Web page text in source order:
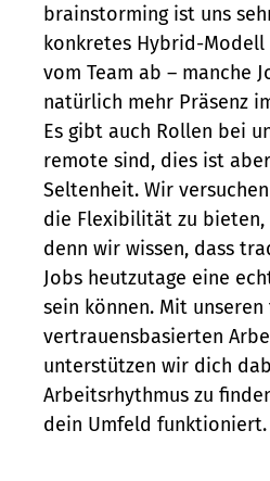
brainstorming ist uns
konkretes Hybrid-Modell
vom Team ab – manche
natürlich mehr Präsenz
Es gibt auch Rollen bei
remote sind, dies ist
Seltenheit. Wir
die Flexibilität zu
denn wir wissen, dass
Jobs heutzutage eine
sein können. Mit
vertrauensbasierten
unterstützen wir dich
Arbeitsrhythmus zu
dein Umfeld funktioniert.